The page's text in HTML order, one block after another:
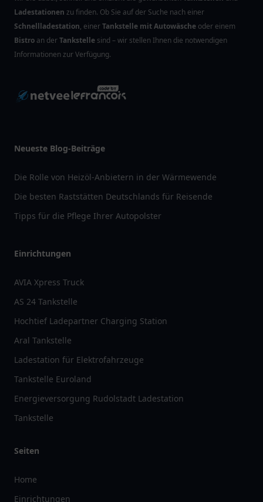
Ladestationen zu finden. Ob Sie auf der Suche nach einer
Schnellladestation, einerTankstelle mit Autowäsche oder einem
Bistro an derTankstelle sind – wir stellen Ihnen die notwendigen
Informationen zur Verfügung.
Neueste Blog-Beiträge
Die Rolle von Heizöl-Anbietern in der Wärmewende
Die besten Raststätten Deutschlands für Reisende
Tipps für die Pflege Ihrer Autopolster
Einrichtungen
AVIA Xpress Truck
AS 24 Tankstelle
Hochtief Ladepartner Charging Station
Aral Tankstelle
Ladestation für Elektrofahrzeuge
Tankstelle Euroland
Energieversorgung Rudolstadt Ladestation
Tankstelle
Seiten
Home
Einrichtungen